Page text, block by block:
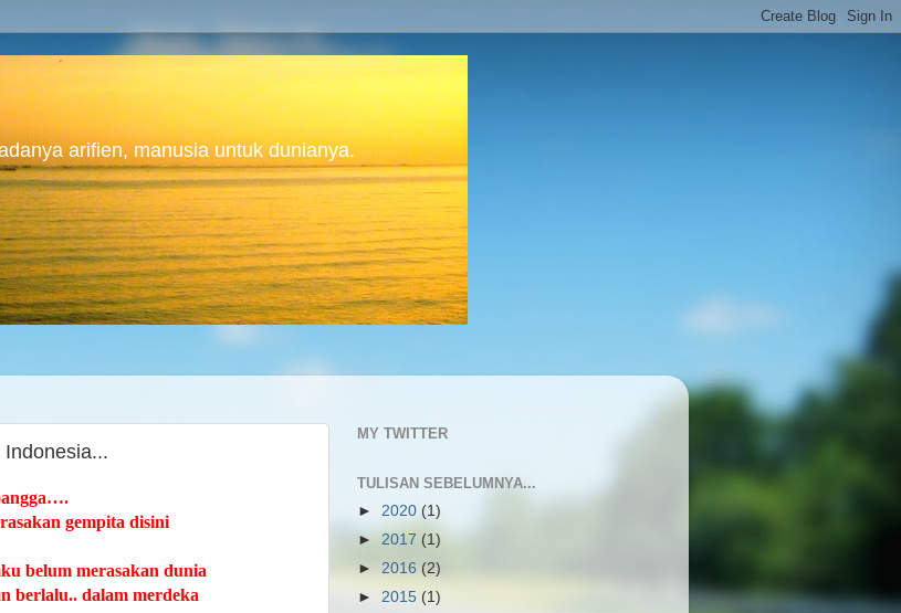
arifien, manusia untuk dunianya.
gempita disini
belum merasakan dunia
berlalu.. dalam merdeka
MY TWITTER
TULISAN SEBELUMNYA...
► 2020 (1)
► 2017 (1)
► 2016 (2)
► 2015 (1)